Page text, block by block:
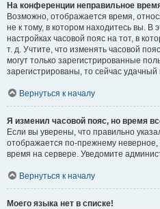
На конференции неправильное
Возможно, отображается время,
не к тому, в котором находитесь вы. В
настройках часовой пояс на тот, в
т. д. Учтите, что изменять часовой
могут только зарегистрированные
зарегистрированы, то сейчас
Вернуться к началу
Я изменил часовой пояс, но время
Если вы уверены, что правильно
отображается по-прежнему неверное,
время на сервере. Уведомите
Вернуться к началу
Моего языка нет в списке!